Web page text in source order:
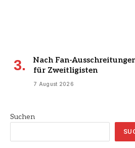
Nach Fan-
für Zweitligisten
7 August 2026
Suchen